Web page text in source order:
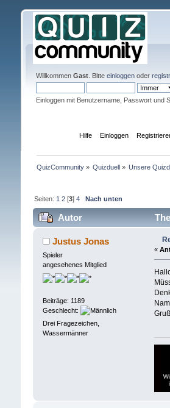
Willkommen Gast. Bitte einloggenoder
Einloggen mit Benutzername, Passwort und
Hilfe Einloggen
QuizCommunity» Quizduell » Unsere
Seiten: 1 2[3] 4 Nach unten
Autor
Justus Jonas
Spieler
angesehenes Mitglied
Beiträge: 1189
Geschlecht:
Drei Fragezeichen,
Wassermänner
«